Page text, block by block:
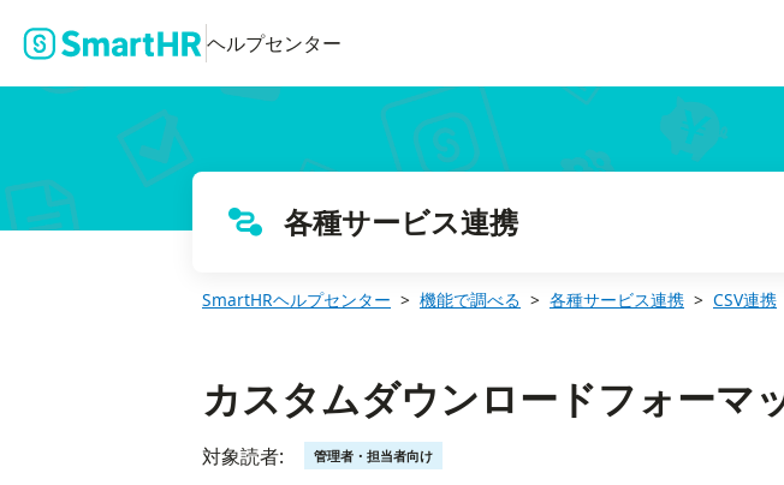
ヘルプセンター
各種サービス連携
SmartHRヘルプセンター 機能で調べる 各種サービス連携 CSV連携
カスタムダウンロードフォーマ
対象読者: 管理者・担当者向け